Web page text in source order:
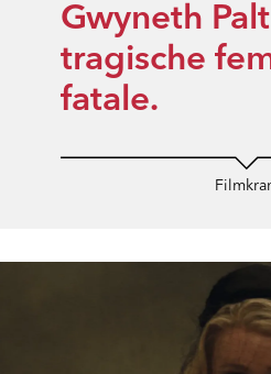
Gwyneth
tragische
fatale.